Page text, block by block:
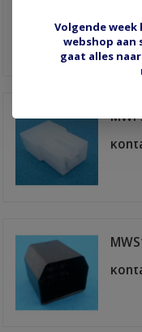
Volgende week
webshop aan
gaat alles